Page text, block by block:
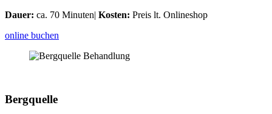
Dauer: ca. 70 Minuten| Kosten: Preis lt. Onlineshop
online buchen
Bergquelle